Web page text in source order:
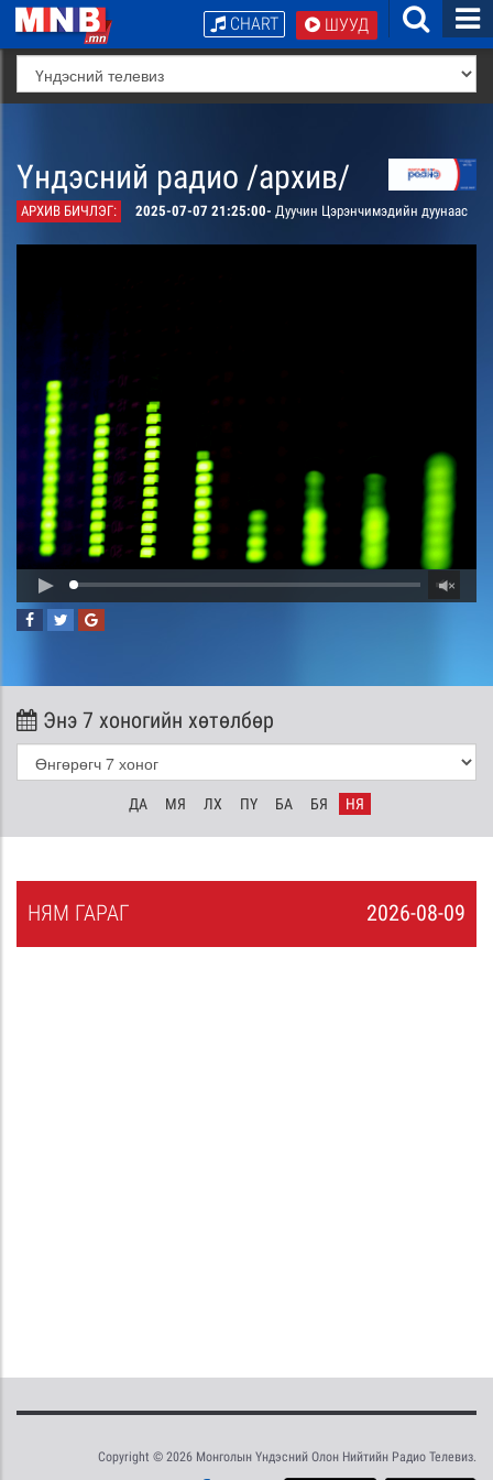
ШУУД
CHART
Үндэсний радио /архив/
АРХИВ БИЧЛЭГ: 2025-07-07 21:25:00- Дуучин Цэрэнчимэдийн дуунаас
Энэ 7 хоногийн хөтөлбөр
ДА МЯ ЛХ ПҮ БА БЯ НЯ
2026-08-09
НЯМ ГАРАГ
Copyright © 2026 Монголын Үндэсний Олон Нийтийн Радио Телевиз.